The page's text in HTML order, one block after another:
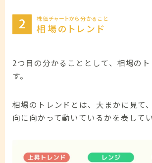
株価チャートから分かること
相場のトレンド
2つ目の分かることとして、相場の
す。
相場のトレンドとは、大まかに見て
向に向かって動いているかを表してい